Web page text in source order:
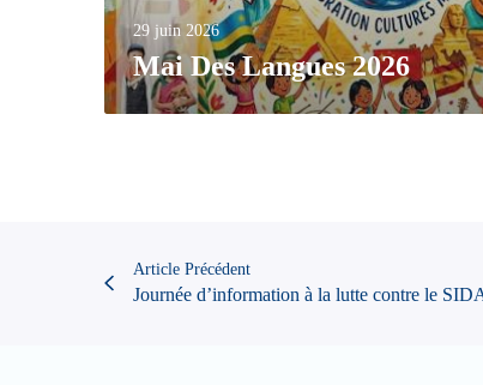
29 juin 2026
Mai Des Langues 2026
Article Précédent
Journée d’information à la lutte contre le